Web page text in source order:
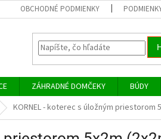
OBCHODNÉ PODMIENKY
ZÁHRADNÉ DOMČEKY BÚDY
KORNEL - koterec s úložným priestorom